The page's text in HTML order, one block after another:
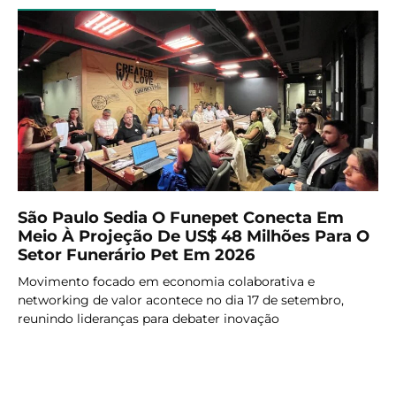
São Paulo Sedia O Funepet Conecta Em
Meio À Projeção De US$ 48 Milhões Para O
Setor Funerário Pet Em 2026
Movimento focado em economia colaborativa e
networking de valor acontece no dia 17 de setembro,
reunindo lideranças para debater inovação